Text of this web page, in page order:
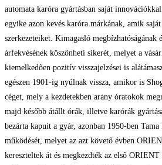
automata karóra gyártásban saját
egyike azon kevés karóra márkának, amik
szerkezeteiket. Kimagasló megbízhatóságának
árfekvésének köszönheti sikerét, melyet a
kiemelkedően pozitív visszajelzései is
egészen 1901-ig nyúlnak vissza, amikor is
céget, mely a kezdetekben arany óratokok
majd később átállt órák, illetve karórák
bezárta kapuit a gyár, azonban 1950-ben
működését, melyet az azt követő évben
kereszteltek át és megkezdték az első